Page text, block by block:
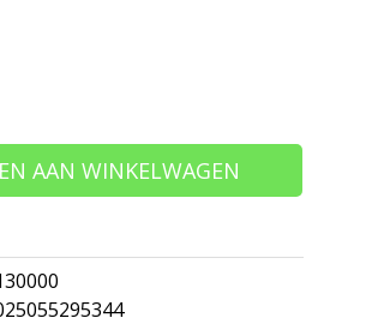
AAN WINKELWAGEN